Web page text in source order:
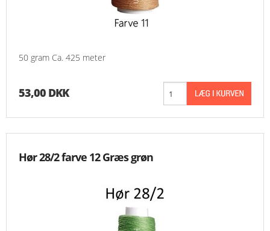
50 gram Ca. 425 meter
53,00 DKK
Hør 28/2 farve 12 Græs grøn